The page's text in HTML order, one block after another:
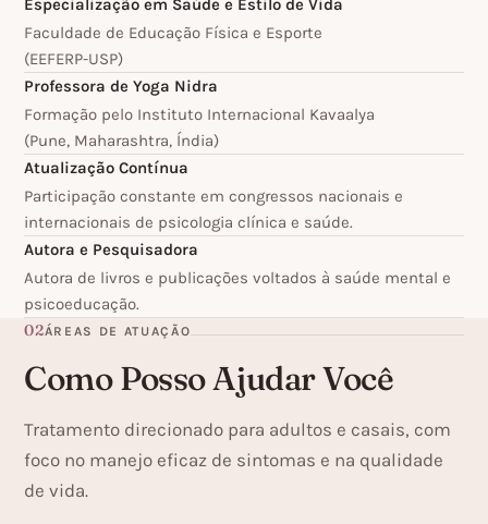
Especialização em Saúde e Estilo de Vida
Faculdade de Educação Física e Esporte
(EEFERP-USP)
Professora de Yoga Nidra
Formação pelo Instituto Internacional Kavaalya
(Pune, Maharashtra, Índia)
Atualização Contínua
Participação constante em congressos nacionais e
internacionais de psicologia clínica e saúde.
Autora e Pesquisadora
Autora de livros e publicações voltados à saúde mental e
psicoeducação.
02ÁREAS DE ATUAÇÃO
Como Posso Ajudar Você
Tratamento direcionado para adultos e casais, com
foco no manejo eficaz de sintomas e na qualidade
de vida.